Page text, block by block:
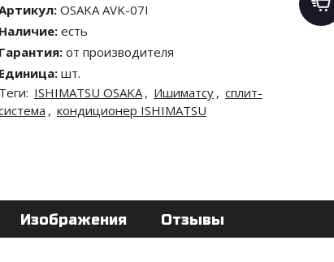
: OSAKA AVK-07I
Наличие: есть
Гарантия: от производителя
Единица: шт.
Теги: ISHIMATSU OSAKA , Ишиматсу , сплит-
, кондиционер ISHIMATSU
Изображения Отзывы